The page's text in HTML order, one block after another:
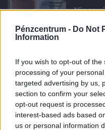
Pénzcentrum - Do Not
Information
If you wish to opt-out of
processing of your
targeted advertising by us,
section to confirm your
opt-out request is
interest-based ads based
us or personal information
Nincs
1970.
Nagyot
1970.